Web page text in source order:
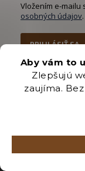
Aby vám to
Zlepšujú
zaujíma.
Vložením e-mailu
osobných údajov.
PRIHLÁSIŤ SA
Upraviť nastavenie